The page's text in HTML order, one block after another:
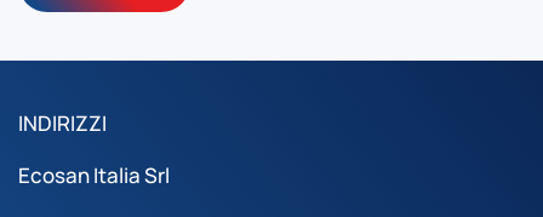
INDIRIZZI
Ecosan Italia Srl